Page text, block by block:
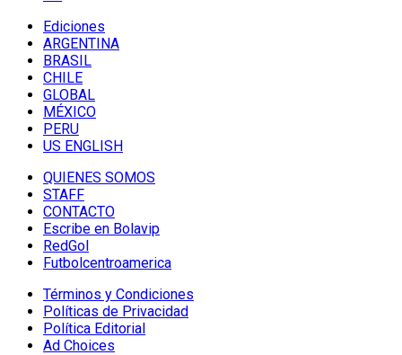
Ediciones
ARGENTINA
BRASIL
CHILE
GLOBAL
MÉXICO
PERU
US ENGLISH
QUIENES SOMOS
STAFF
CONTACTO
Escribe en Bolavip
RedGol
Futbolcentroamerica
Términos y Condiciones
Políticas de Privacidad
Política Editorial
Ad Choices